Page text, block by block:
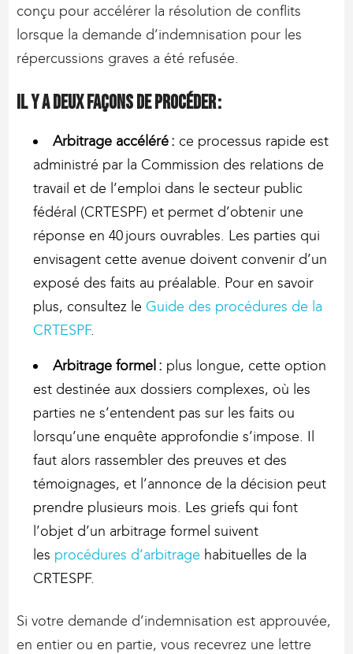
conçu pour accélérer la résolution de conflits
lorsque la demande d’indemnisation pour les
répercussions graves a été refusée.
Il y a deux façons de procéder :
Arbitrage accéléré : ce processus rapide est
administré par la Commission des relations de
travail et de l’emploi dans le secteur public
fédéral (CRTESPF) et permet d’obtenir une
réponse en 40 jours ouvrables. Les parties qui
envisagent cette avenue doivent convenir d’un
exposé des faits au préalable. Pour en savoir
plus, consultez le Guide des procédures de la
CRTESPF.
Arbitrage formel : plus longue, cette option
est destinée aux dossiers complexes, où les
parties ne s’entendent pas sur les faits ou
lorsqu’une enquête approfondie s’impose. Il
faut alors rassembler des preuves et des
témoignages, et l’annonce de la décision peut
prendre plusieurs mois. Les griefs qui font
l’objet d’un arbitrage formel suivent
les procédures d’arbitrage habituelles de la
CRTESPF.
Si votre demande d’indemnisation est approuvée,
en entier ou en partie, vous recevrez une lettre